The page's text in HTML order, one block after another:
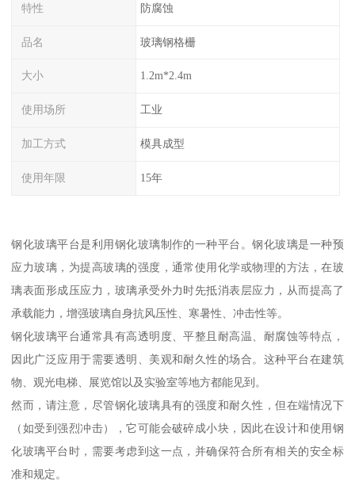
特性 防腐蚀
品名 玻璃钢格栅
大小 1.2m*2.4m
使用场所 工业
加工方式 模具成型
使用年限 15年
钢化玻璃平台是利用钢化玻璃制作的一种平台。钢化玻璃是一种预
应力玻璃，为提高玻璃的强度，通常使用化学或物理的方法，在玻
璃表面形成压应力，玻璃承受外力时先抵消表层应力，从而提高了
承载能力，增强玻璃自身抗风压性、寒暑性、冲击性等。
钢化玻璃平台通常具有高透明度、平整且耐高温、耐腐蚀等特点，
因此广泛应用于需要透明、美观和耐久性的场合。这种平台在建筑
物、观光电梯、展览馆以及实验室等地方都能见到。
然而，请注意，尽管钢化玻璃具有的强度和耐久性，但在端情况下
（如受到强烈冲击），它可能会破碎成小块，因此在设计和使用钢
化玻璃平台时，需要考虑到这一点，并确保符合所有相关的安全标
准和规定。